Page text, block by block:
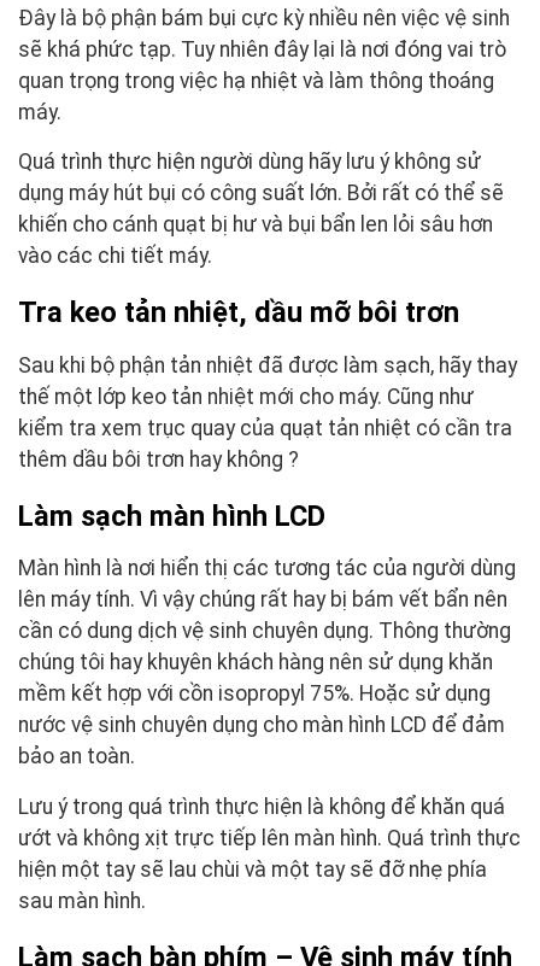
Đây là bộ phận bám bụi cực kỳ nhiều nên việc vệ sinh
sẽ khá phức tạp. Tuy nhiên đây lại là nơi đóng vai trò
quan trọng trong việc hạ nhiệt và làm thông thoáng
máy.
Quá trình thực hiện người dùng hãy lưu ý không sử
dụng máy hút bụi có công suất lớn. Bởi rất có thể sẽ
khiến cho cánh quạt bị hư và bụi bẩn len lỏi sâu hơn
vào các chi tiết máy.
Tra keo tản nhiệt, dầu mỡ bôi trơn
Sau khi bộ phận tản nhiệt đã được làm sạch, hãy thay
thế một lớp keo tản nhiệt mới cho máy. Cũng như
kiểm tra xem trục quay của quạt tản nhiệt có cần tra
thêm dầu bôi trơn hay không ?
Làm sạch màn hình LCD
Màn hình là nơi hiển thị các tương tác của người dùng
lên máy tính. Vì vậy chúng rất hay bị bám vết bẩn nên
cần có dung dịch vệ sinh chuyên dụng. Thông thường
chúng tôi hay khuyên khách hàng nên sử dụng khăn
mềm kết hợp với cồn isopropyl 75%. Hoặc sử dụng
nước vệ sinh chuyên dụng cho màn hình LCD để đảm
bảo an toàn.
Lưu ý trong quá trình thực hiện là không để khăn quá
ướt và không xịt trực tiếp lên màn hình. Quá trình thực
hiện một tay sẽ lau chùi và một tay sẽ đỡ nhẹ phía
sau màn hình.
Làm sạch bàn phím – Vệ sinh máy tính